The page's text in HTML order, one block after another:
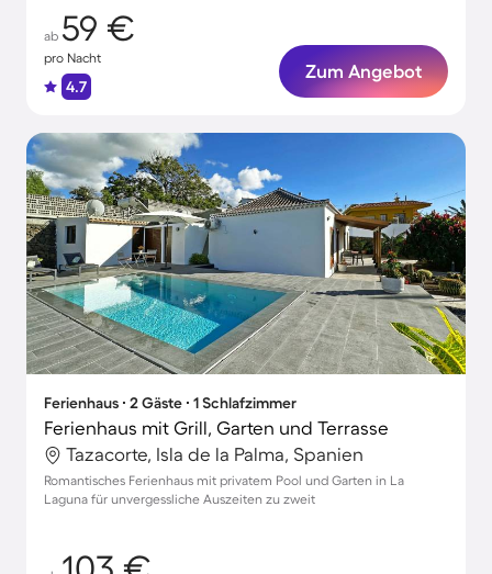
ab 59 €
pro Nacht
4.7
Zum Angebot
Ferienhaus ∙ 2 Gäste ∙ 1 Schlafzimmer
Ferienhaus mit Grill, Garten und Terrasse
Tazacorte, Isla de la Palma, Spanien
Romantisches Ferienhaus mit privatem Pool und Garten in La
Laguna für unvergessliche Auszeiten zu zweit